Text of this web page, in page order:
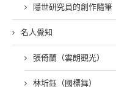
隱世研究員的創作隨筆
名人覺知
張倚蘭（雲朗觀光）
林圻鈺（國標舞）